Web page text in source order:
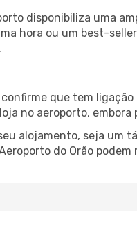
disponibiliza uma
hora ou um best-
confirme que tem
no aeroporto, embora
alojamento, seja um
do Orão podem